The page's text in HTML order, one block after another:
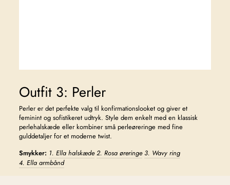
Outfit 3: Perler
Perler er det perfekte valg til konfirmationslooket og giver et
feminint og sofistikeret udtryk. Style dem enkelt med en klassisk
perlehalskæde eller kombiner små perleøreringe med fine
gulddetaljer for et moderne twist.
Smykker: 1. Ella halskæde 2. Rosa øreringe 3. Wavy ring
4. Ella armbånd